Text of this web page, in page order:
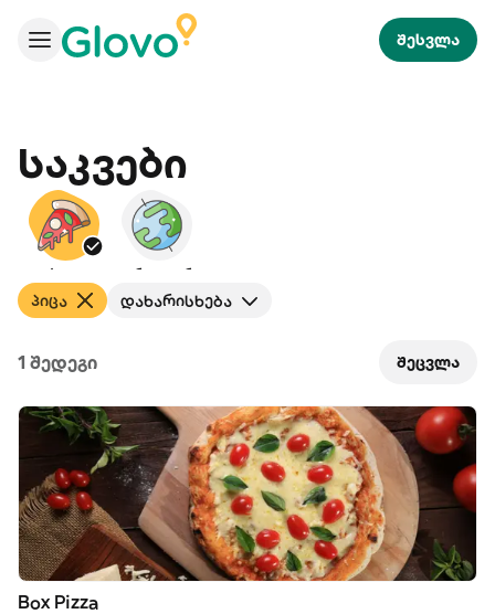
შესვლა
Საკვები
პიცა
პიცა დახარისხება
1 შედეგი შეცვლა
Box Pizza